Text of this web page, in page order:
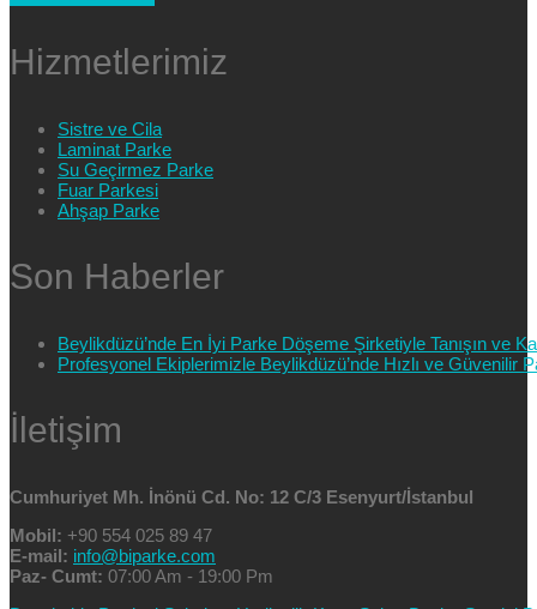
Hizmetlerimiz
Sistre ve Cila
Laminat Parke
Su Geçirmez Parke
Fuar Parkesi
Ahşap Parke
Son Haberler
Beylikdüzü’nde En İyi Parke Döşeme Şirketiyle Tanışın ve
Profesyonel Ekiplerimizle Beylikdüzü’nde Hızlı ve Güvenilir
İletişim
Cumhuriyet Mh. İnönü Cd. No: 12 C/3 Esenyurt/İstanbul
Mobil: +90 554 025 89 47
E-mail: info@biparke.com
Paz- Cumt: 07:00 Am - 19:00 Pm